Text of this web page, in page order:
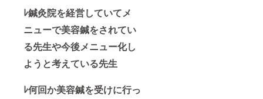
ﾚ鍼灸院を経営していてメ
ニューで美容鍼をされてい
る先生や今後メニュー化し
ようと考えている先生
ﾚ何回か美容鍼を受けに行っ